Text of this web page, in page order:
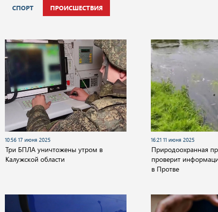
СПОРТ ПРОИСШЕСТВИЯ
10:56 17 июня 2025
Три БПЛА уничтожены утром в
Калужской области
16:21 11 июня 2025
Природоохранная
проверит
в Протве